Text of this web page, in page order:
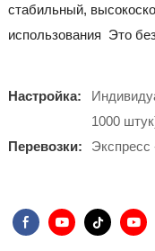
стабильный,
использования Это
Настройка:
1000
Перевозки:
Экспресс